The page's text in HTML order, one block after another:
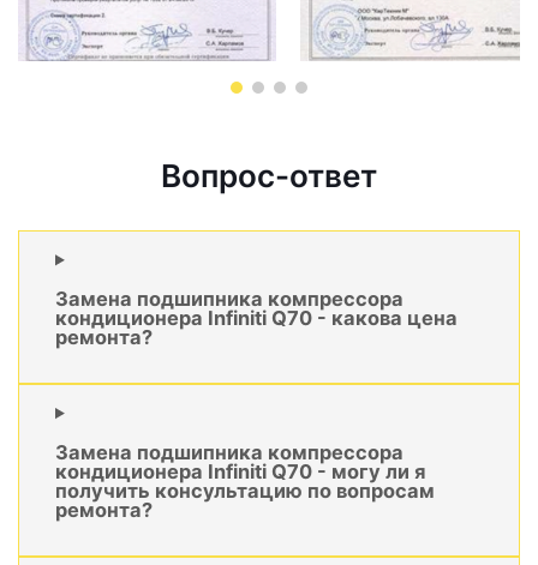
Вопрос-ответ
Замена подшипника компрессора
кондиционера Infiniti Q70 - какова цена
ремонта?
Замена подшипника компрессора
кондиционера Infiniti Q70 - могу ли я
получить консультацию по вопросам
ремонта?